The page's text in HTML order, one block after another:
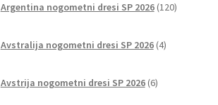
Argentina nogometni dresi SP 2026 120izdelkov
Avstralija nogometni dresi SP 2026 4izdelki
Avstrija nogometni dresi SP 2026 6izdelkov